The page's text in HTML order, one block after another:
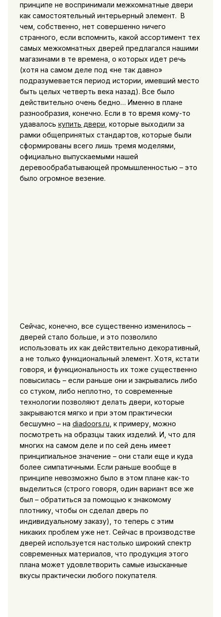
принципе не воспринимали межкомнатные двери
как самостоятельный интерьерный элемент. В
чем, собственно, нет совершенно ничего
странного, если вспомнить, какой ассортимент тех
самых межкомнатных дверей предлагался нашими
магазинами в те времена, о которых идет речь
(хотя на самом деле под «не так давно»
подразумевается период истории, имевший место
быть целых четверть века назад). Все было
действительно очень бедно… Именно в плане
разнообразия, конечно. Если в то время кому-то
удавалось купить двери , которые выходили за
рамки общепринятых стандартов, которые были
сформированы всего лишь тремя моделями,
официально выпускаемыми нашей
деревообрабатывающей промышленностью – это
было огромное везение.
Сейчас, конечно, все существенно изменилось –
дверей стало больше, и это позволило
использовать их как действительно декоративный,
а не только функциональный элемент. Хотя, кстати
говоря, и функциональность их тоже существенно
повысилась – если раньше они и закрывались либо
со стуком, либо неплотно, то современные
технологии позволяют делать двери, которые
закрываются мягко и при этом практически
бесшумно – на diadoors.ru , к примеру, можно
посмотреть на образцы таких изделий. И, что для
многих на самом деле и по сей день имеет
принципиальное значение – они стали еще и куда
более симпатичными. Если раньше вообще в
принципе невозможно было в этом плане как-то
выделиться (строго говоря, один вариант все же
был – обратиться за помощью к знакомому
плотнику, чтобы он сделал дверь по
индивидуальному заказу), то теперь с этим
никаких проблем уже нет. Сейчас в производстве
дверей используется настолько широкий спектр
современных материалов, что продукция этого
плана может удовлетворить самые изысканные
вкусы практически любого покупателя.